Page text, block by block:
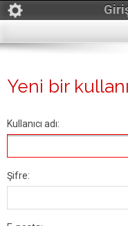
Yeni bir
Kullanıcı adı:
Şifre: